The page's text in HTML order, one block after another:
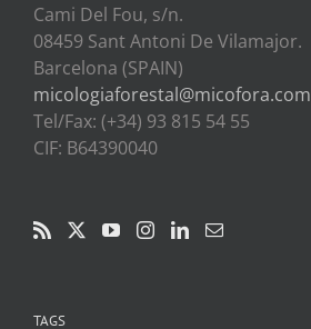
Cami Del Fou, s/n.
08459 Sant Antoni De Vilamajor.
Barcelona (SPAIN)
micologiaforestal@micofora.com
Tel/Fax: (+34) 93 815 54 55
CIF: B64390040
TAGS